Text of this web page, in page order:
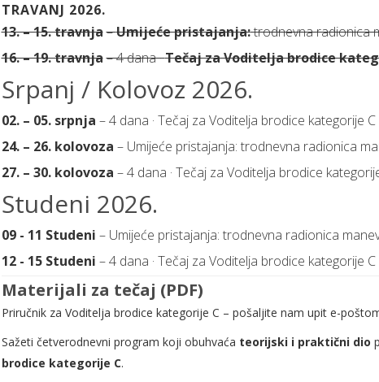
TRAVANJ 2026.
13. – 15. travnja–Umijeće pristajanja:trodnevna radionica
16. – 19. travnja– 4 dana ·Tečaj za Voditelja brodice
Srpanj / Kolovoz 2026.
02. – 05. srpnja – 4 dana · Tečaj za Voditelja brodice kategorije
24. – 26. kolovoza – Umijeće pristajanja: trodnevna radionica
27. – 30. kolovoza – 4 dana · Tečaj za Voditelja brodice
Studeni 2026.
09 - 11 Studeni – Umijeće pristajanja: trodnevna radionica
12 - 15 Studeni – 4 dana · Tečaj za Voditelja brodice kategorije C
Materijali za tečaj (PDF)
Priručnik za Voditelja brodice kategorije C – pošaljite nam upit e-
Sažeti četverodnevni program koji obuhvaća teorijski i praktični dio
brodice kategorije C.